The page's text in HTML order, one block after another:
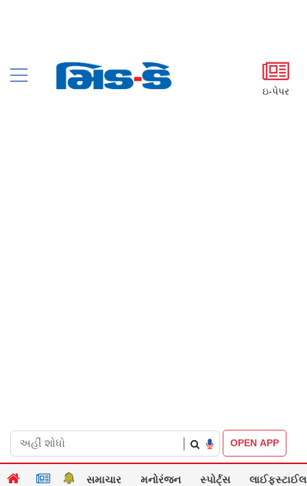
ઇ-પેપર
OPEN APP
સમાચાર મનોરંજન સ્પોર્ટ્સ લાઈફસ્ટાઈલ